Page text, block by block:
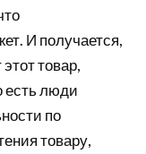
И получается,
товар,
есть люди
по
товару,